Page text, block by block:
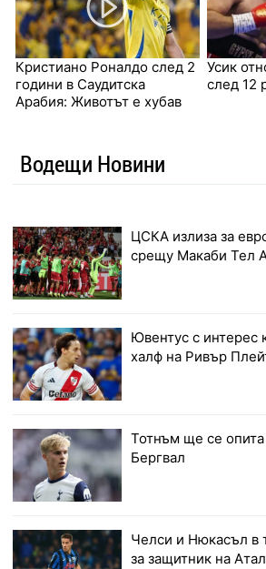
Кристиано Роналдо след 2
години в Саудитска
Арабия: Животът е хубав
Усик
след 12
Водещи Новини
ЦСКА излиза за
срещу Макаби Тел
Ювентус с интерес
халф на Ривър
Тотнъм ще се
Бергвал
Челси и Нюкасъл в
за защитник на